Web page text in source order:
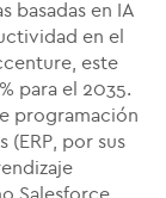
basadas en IA
en el
este
para el 2035.
programación
(ERP, por sus